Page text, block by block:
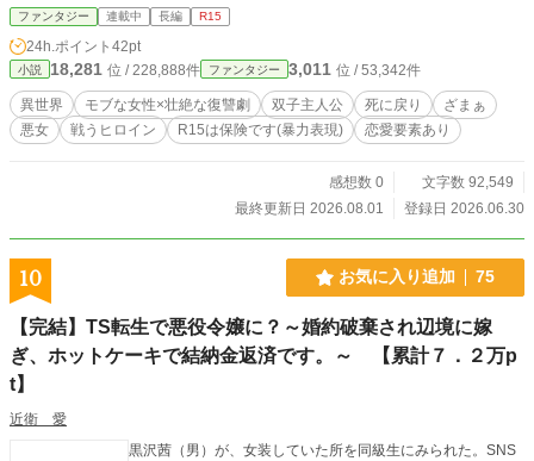
リア』という一人の悪女となり、正体を悟られることなく、
着実にエヴィリーの元へと近付いていくが── 双子が一人の
悪女を演じながら、王女を破滅へと導くリベンジストーリ
ー。
ファンタジー 連載中 長編 R15
24h.ポイント 42pt
小説 18,281 位 / 228,888件 ファンタジー 3,011 位 / 53,342件
異世界 モブな女性×壮絶な復讐劇 双子主人公 死に戻り
ざまぁ
悪女
戦うヒロイン R15は保険です(暴力表現) 恋愛要素あり
感想数 0
文字数 92,549
最終更新日 2026.08.01
登録日 2026.06.30
10 お気に入り追加 75
【完結】TS転生で悪役令嬢に？～婚約破棄され辺境に嫁
ぎ、ホットケーキで結納金返済です。～ 【累計７．２万p
t】
近衛 愛
黒沢茜（男）が、女装していた所を同級生にみられた。SNS